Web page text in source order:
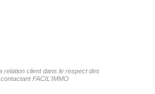
relation client dans le respect des
FACIL'IMMO